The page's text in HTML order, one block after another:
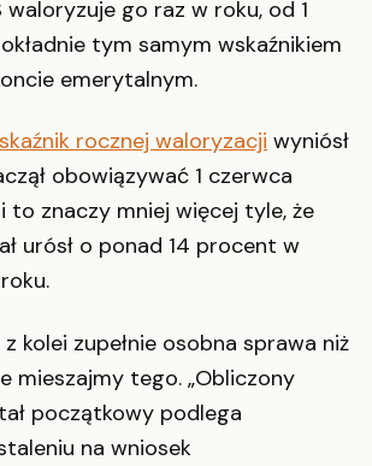
waloryzuje go raz w roku, od 1
tym samym wskaźnikiem
emerytalnym.
rocznej waloryzacji wyniósł
obowiązywać 1 czerwca
to znaczy mniej więcej tyle, że
urósł o ponad 14 procent w
kolei zupełnie osobna sprawa niż
mieszajmy tego. „Obliczony
początkowy podlega
na wniosek